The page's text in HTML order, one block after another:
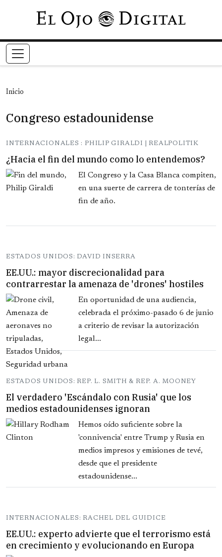
Pasar al contenido principal
Inicio
Congreso estadounidense
INTERNACIONALES : PHILIP GIRALDI | REALPOLITIK
¿Hacia el fin del mundo como lo entendemos?
El Congreso y la Casa Blanca compiten,
en una suerte de carrera de tonterías de
fin de año.
ESTADOS UNIDOS: DAVID INSERRA
EE.UU.: mayor discrecionalidad para
contrarrestar la amenaza de 'drones' hostiles
En oportunidad de una audiencia,
celebrada el próximo-pasado 6 de junio
a criterio de revisar la autorización
legal...
ESTADOS UNIDOS: REP. L. SMITH & REP. A. MOONEY
El verdadero 'Escándalo con Rusia' que los
medios estadounidenses ignoran
Hemos oído suficiente sobre la
'connivencia' entre Trump y Rusia en
medios impresos y emisiones de tevé,
desde que el presidente
estadounidense...
INTERNACIONALES: RACHEL DEL GUIDICE
EE.UU.: experto advierte que el terrorismo está
en crecimiento y evolucionando en Europa